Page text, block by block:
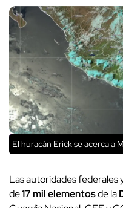
El huracán Erick se acerca a
Las autoridades federales
de17 mil elementosde la